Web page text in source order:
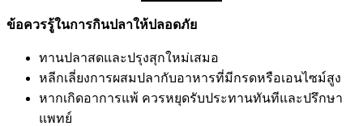
ข้อควรรู้ในการกินปลาให้ปลอดภัย
ทานปลาสดและปรุงสุกใหม่เสมอ
หลีกเลี่ยงการผสมปลากับอาหารที่มีกรดหรือเอนไซม์สูง
หากเกิดอาการแพ้ ควรหยุดรับประทานทันทีและปรึกษา
แพทย์